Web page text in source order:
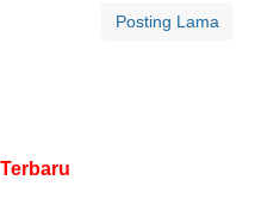
Posting Lama